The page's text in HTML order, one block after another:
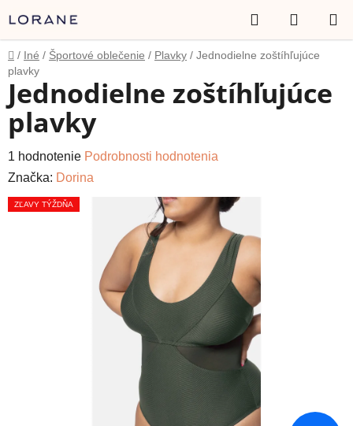
na
obsah
Hľadať
KOŠÍK
Domov
/ Iné / Športové oblečenie / Plavky / Jednodielne zoštíhľujúce
plavky
Jednodielne zoštíhľujúce
plavky
Priemerné
hodnotenie
produktu
1 hodnotenie Podrobnosti hodnotenia
Značka: Dorina
ZĽAVY TÝŽDŇA